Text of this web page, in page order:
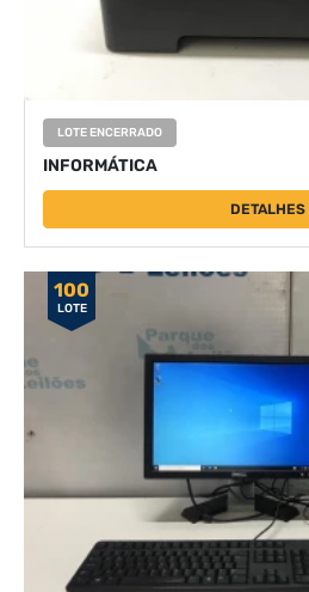
LOTE ENCERRADO
INFORMÁTICA
DETALHES
100
LOTE